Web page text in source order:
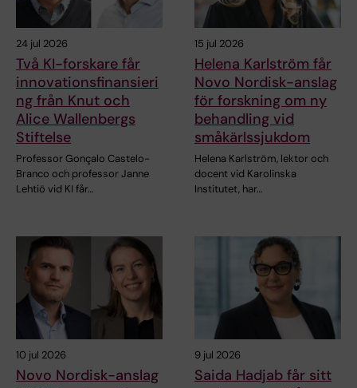
24 jul 2026
Två KI-forskare får
innovationsfinansieri
ng från Knut och
Alice Wallenbergs
Stiftelse
Professor Gonçalo Castelo-
Branco och professor Janne
Lehtiö vid KI får…
15 jul 2026
Helena Karlström får
Novo Nordisk-anslag
för forskning om ny
behandling vid
småkärlssjukdom
Helena Karlström, lektor och
docent vid Karolinska
Institutet, har…
10 jul 2026
Novo Nordisk-anslag
9 jul 2026
Saida Hadjab får sitt